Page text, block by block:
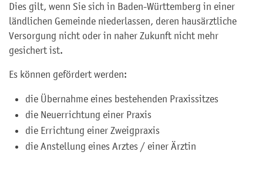
Dies gilt, wenn Sie sich in Baden-Württemberg in einer
ländlichen Gemeinde niederlassen, deren hausärztliche
Versorgung nicht oder in naher Zukunft nicht mehr
gesichert ist.
Es können gefördert werden:
die Übernahme eines bestehenden Praxissitzes
die Neuerrichtung einer Praxis
die Errichtung einer Zweigpraxis
die Anstellung eines Arztes / einer Ärztin